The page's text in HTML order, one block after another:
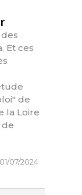
Et ces
de
la Loire
07/2024